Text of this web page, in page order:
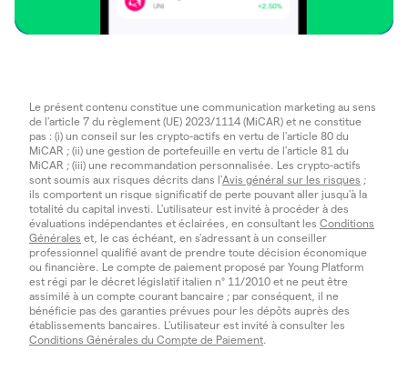
Le présent contenu constitue une communication marketing au sens
de l'article 7 du règlement (UE) 2023/1114 (MiCAR) et ne constitue
pas : (i) un conseil sur les crypto-actifs en vertu de l'article 80 du
MiCAR ; (ii) une gestion de portefeuille en vertu de l'article 81 du
MiCAR ; (iii) une recommandation personnalisée. Les crypto-actifs
sont soumis aux risques décrits dans l'Avis général sur les risques ;
ils comportent un risque significatif de perte pouvant aller jusqu'à la
totalité du capital investi. L'utilisateur est invité à procéder à des
évaluations indépendantes et éclairées, en consultant les Conditions
Générales et, le cas échéant, en s'adressant à un conseiller
professionnel qualifié avant de prendre toute décision économique
ou financière. Le compte de paiement proposé par Young Platform
est régi par le décret législatif italien n° 11/2010 et ne peut être
assimilé à un compte courant bancaire ; par conséquent, il ne
bénéficie pas des garanties prévues pour les dépôts auprès des
établissements bancaires. L'utilisateur est invité à consulter les
Conditions Générales du Compte de Paiement